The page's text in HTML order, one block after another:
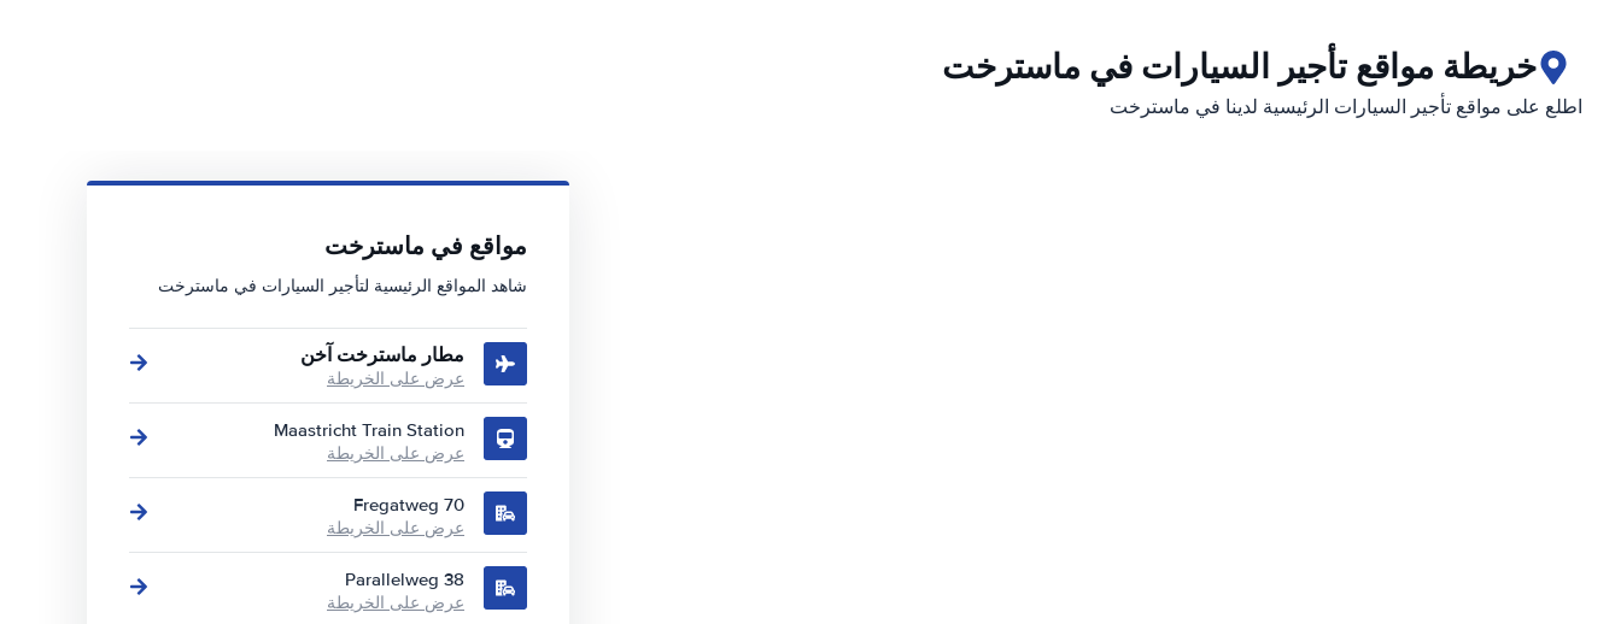
خريطة مواقع تأجير السيارات في ماسترخت
اطلع على مواقع تأجير السيارات الرئيسية لدينا في ماسترخت
مواقع في ماسترخت
شاهد المواقع الرئيسية لتأجير السيارات في ماسترخت
مطار ماسترخت آخن
عرض على الخريطة
Maastricht Train Station
عرض على الخريطة
Fregatweg 70
عرض على الخريطة
Parallelweg 38
عرض على الخريطة